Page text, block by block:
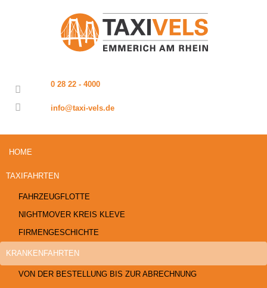
0 28 22 - 4000
info@taxi-vels.de
HOME
TAXIFAHRTEN
FAHRZEUGFLOTTE
NIGHTMOVER KREIS KLEVE
FIRMENGESCHICHTE
KRANKENFAHRTEN
VON DER BESTELLUNG BIS ZUR ABRECHNUNG